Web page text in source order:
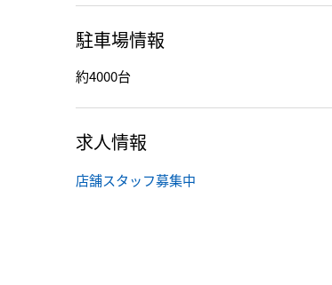
駐車場情報
約4000台
求人情報
店舗スタッフ募集中